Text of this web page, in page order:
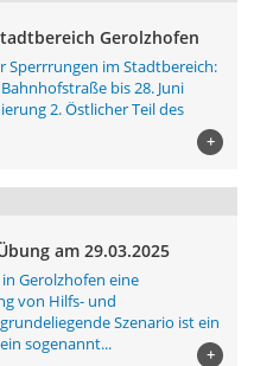
Gerolzhofen
Sperrrungen im Stadtbereich:
bis 28. Juni
2. Östlicher Teil des
+
am 29.03.2025
Gerolzhofen eine
von Hilfs- und
Szenario ist ein
sogenannt...
+